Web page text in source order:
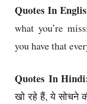
Quotes In
what you’re
you have that
Quotes In
खो रहे हैं, ये सोचने